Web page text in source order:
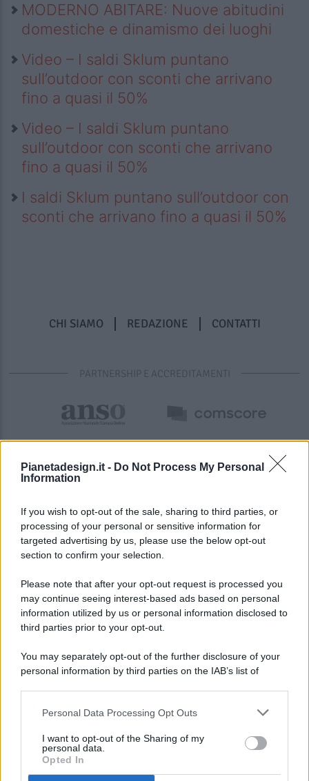
Pianetadesign.it - Do Not Process My Personal
Information
If you wish to opt-out of the sale, sharing to third parties, or
processing of your personal or sensitive information for
targeted advertising by us, please use the below opt-out
section to confirm your selection.
Please note that after your opt-out request is processed you
may continue seeing interest-based ads based on personal
information utilized by us or personal information disclosed to
third parties prior to your opt-out.
You may separately opt-out of the further disclosure of your
personal information by third parties on the IAB’s list of
This information may also be disclosed by us to third parties
disclose it to other third parties.
Personal Data Processing Opt Outs
I want to opt-out of the Sharing of my
personal data.
Opted In
MODERNO ABITARE: Nuove abitudini
domestiche e dinamismo dei luoghi
Video – I saldi Sklum puntano
sull’outdoor con sconti che arrivano
fino a quasi il 50%
Video – I saldi Sklum puntano
sull’outdoor con sconti che arrivano
fino a quasi il 50%
I saldi Sklum puntano sull’outdoor con
sconti che arrivano fino a quasi il 50%
CHI SIAMO REDAZIONE CONTATTI
PARTNERSHIP E ACCREDITAMENTI
© 2026 - Pianeta Design - P.IVA 04827280654 - Testata
Registrata Al Tribunale Di Nocera Inferiore N. 8/2020 - RG N.
ISCRIZIONE AL ROC N. 35792 – ISCRITTA ALL’ANSO
(ASSOCIAZIONE NAZIONALE STAMPA ONLINE)
PREFERENZE PRIVACY